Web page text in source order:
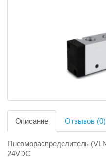
Описание Отзывов (0)
Пневмораспределитель
24VDC